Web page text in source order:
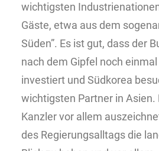
wichtigsten
Gäste, etwa aus dem
Süden”. Es ist gut, dass der
nach dem Gipfel noch
investiert und Südkorea
wichtigsten Partner in Asien.
Kanzler vor allem
des Regierungsalltags die